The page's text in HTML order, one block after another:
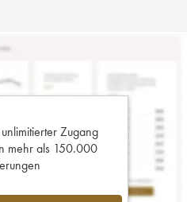
Zugang
mehr als 150.000